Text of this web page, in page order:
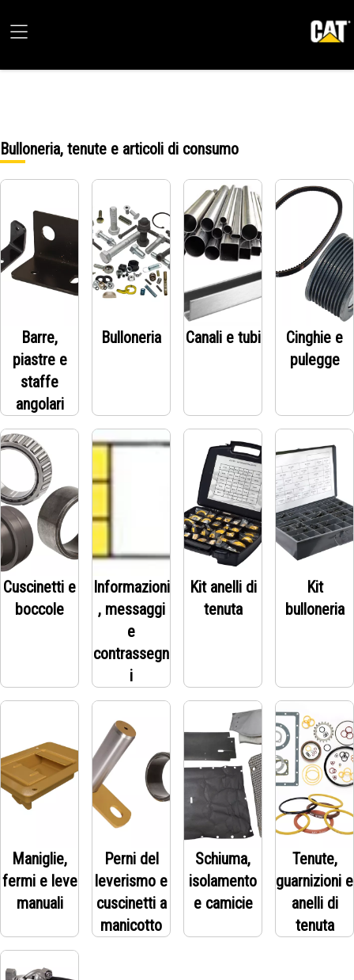
Bulloneria, tenute e articoli di consumo
Barre,
piastre e
staffe
angolari
Bulloneria Canali e tubi
Cinghie e
pulegge
Cuscinetti e
boccole
Informazioni
, messaggi
e
contrassegn
i
Kit anelli di
tenuta
Kit
bulloneria
Maniglie,
fermi e leve
manuali
Perni del
leverismo e
cuscinetti a
manicotto
Schiuma,
isolamento
e camicie
Tenute,
guarnizioni e
anelli di
tenuta